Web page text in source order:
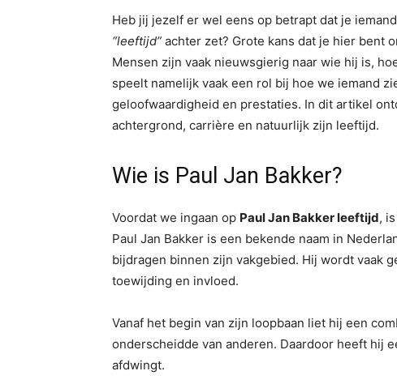
Heb jij jezelf er wel eens op betrapt dat je
“leeftijd” achter zet? Grote kans dat je hier bent
Mensen zijn vaak nieuwsgierig naar wie hij is,
speelt namelijk vaak een rol bij hoe we iemand
geloofwaardigheid en prestaties. In dit artikel
achtergrond, carrière en natuurlijk zijn leeftijd.
Wie is Paul Jan Bakker?
Voordat we ingaan op Paul Jan Bakker leeftijd,
Paul Jan Bakker is een bekende naam in
bijdragen binnen zijn vakgebied. Hij wordt vaak
toewijding en invloed.
Vanaf het begin van zijn loopbaan liet hij een
onderscheidde van anderen. Daardoor heeft hij
afdwingt.